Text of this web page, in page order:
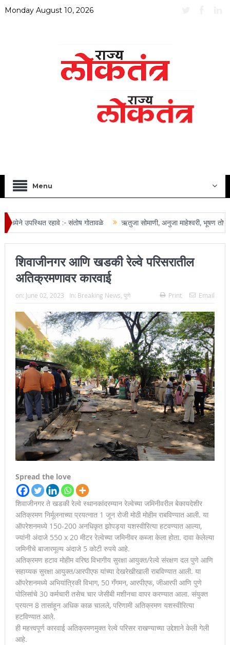
Monday August 10, 2026
Menu
उपस्थित रहावे :- संतोष गोतावळे ऋतुजा सोमाणी, अनुजा माहेश्वरी, भूषण
प्रमुख न्यायाधीश महेंद्र के महाजन
शिवाजीनगर आणि खडकी रेल्वे परिसरातील
अतिक्रमणावर कारवाई
on: June 02, 2023 In: Breaking News पुणे Print Email
Spread the love
शिवाजीनगर ते खडकी रेल्वे स्थानकांदरम्यान रेल्वेच्या जमिनीवरील बेकायदेशीर
अतिक्रमण निर्मूलनाच्या प्रयत्नात 1 जून रोजी मोठी मोहीम राबविण्यात आली. या
ऑपरेशनमध्ये 150-200 अनधिकृत झोपड्या यशस्वीरित्या हटवण्यात आल्या,
ज्यांनी अंदाजे 550 x 20 मीटर रेल्वेच्या जमिनीवर कब्जा केला होता. दावा केलेल्या
जमिनीचे बाजारमूल्य अंदाजे 5 कोटी रुपये आहे.
अतिक्रमण हटाव मोहीम वरिष्ठ विभागीय सुरक्षा आयुक्त/रेल्वे संरक्षण दल पुणे आणि
सहाय्यक सुरक्षा आयुक्त/आरपीएफ यांच्या देखरेखीखाली राबविण्यात आली. या
ऑपरेशनमध्ये अभियांत्रिकी विभाग, 50 गँगमन, आरपीएफ, जीआरपी आणि पुणे
पोलिसांचे 30 कर्मचारी तसेच चार जेसीबी मशीनचा वापर करण्यात आला. संयुक्त
प्रयत्न 8 तासांहून अधिक काळ चालले, परिणामी अतिक्रमण यशस्वीरित्या
हटविण्यात आले.
ही महत्त्वपूर्ण कारवाई अतिक्रमणमुक्त रेल्वे परिसर राखण्याच्या उद्देशाने केली गेली
आहे.